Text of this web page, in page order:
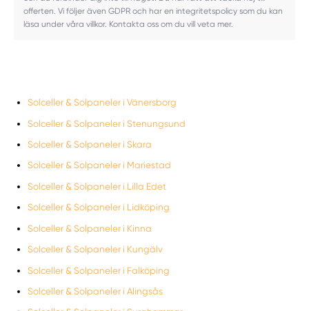
offerten. Vi följer även GDPR och har en integritetspolicy som du kan
läsa under våra villkor. Kontakta oss om du vill veta mer.
Solceller & Solpaneler i Vänersborg
Solceller & Solpaneler i Stenungsund
Solceller & Solpaneler i Skara
Solceller & Solpaneler i Mariestad
Solceller & Solpaneler i Lilla Edet
Solceller & Solpaneler i Lidköping
Solceller & Solpaneler i Kinna
Solceller & Solpaneler i Kungälv
Solceller & Solpaneler i Falköping
Solceller & Solpaneler i Alingsås